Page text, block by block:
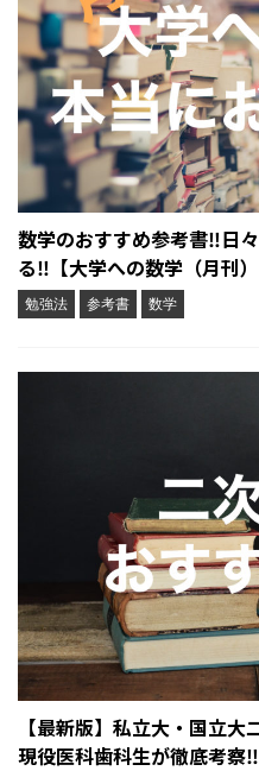
数学のおすすめ参考書‼︎日
る‼︎【大学への数学（月刊）
勉強法 参考書 数学
【最新版】私立大・国立
現役医科歯科生が徹底考察‼︎